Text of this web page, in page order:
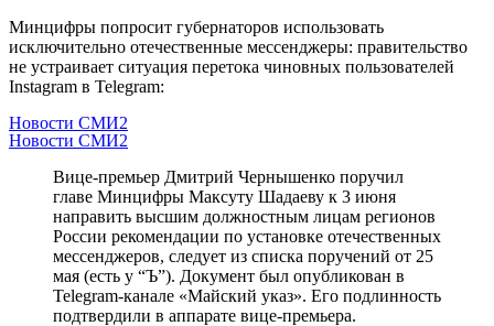
Минцифры попросит губернаторов использовать
исключительно отечественные мессенджеры: правительство
не устраивает ситуация перетока чиновных пользователей
Instagram в Telegram:
Новости СМИ2
Новости СМИ2
Вице-премьер Дмитрий Чернышенко поручил
главе Минцифры Максуту Шадаеву к 3 июня
направить высшим должностным лицам регионов
России рекомендации по установке отечественных
мессенджеров, следует из списка поручений от 25
мая (есть у “Ъ”). Документ был опубликован в
Telegram-канале «Майский указ». Его подлинность
подтвердили в аппарате вице-премьера.